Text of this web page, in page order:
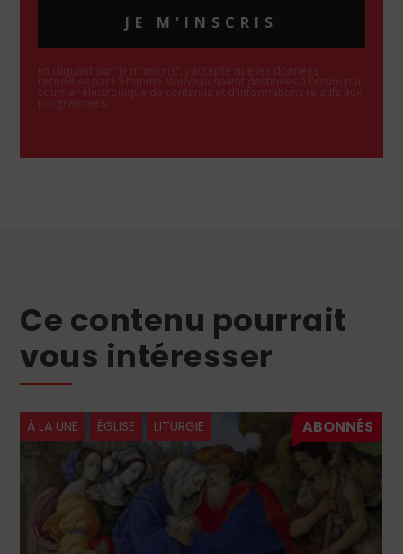
JE M'INSCRIS
En cliquant sur "Je m'inscris", j'accepte que les données
recueillies par L'Homme Nouveau soient destinées à l'envoi par
courrier électronique de contenus et d'informations relatifs aux
programmes.
Ce contenu pourrait
vous intéresser
ÉGLISE